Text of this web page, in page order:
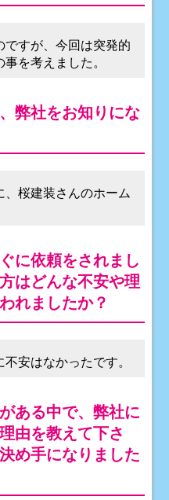
ですが、今回は突発的
を考えました。
弊社をお知りにな
、桜建装さんのホーム
に依頼をされまし
はどんな不安や理
れましたか？
安はなかったです。
ある中で、弊社に
由を教えて下さ
め手になりました